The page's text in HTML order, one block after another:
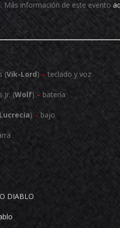
Más información de este evento
(Vik-Lord) – teclado y voz
Jr. (Wolf) – batería
Lucrecia) – bajo
DIABLO